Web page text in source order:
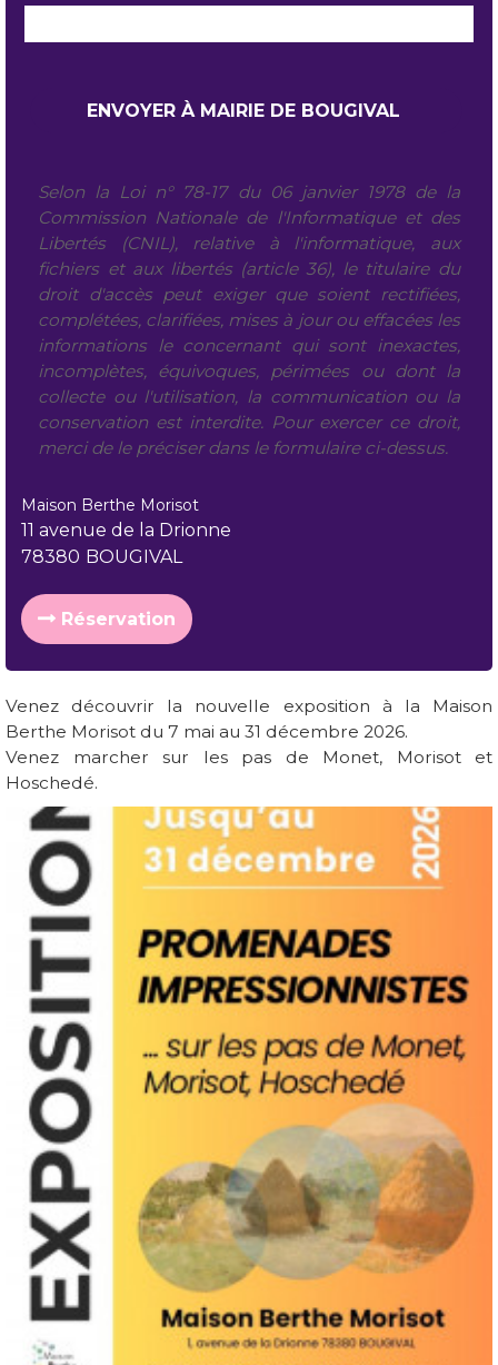
Selon la Loi n° 78-17 du 06 janvier 1978 de la
Commission Nationale de l'Informatique et des
Libertés (CNIL), relative à l'informatique, aux
fichiers et aux libertés (article 36), le titulaire du
droit d'accès peut exiger que soient rectifiées,
complétées, clarifiées, mises à jour ou effacées les
informations le concernant qui sont inexactes,
incomplètes, équivoques, périmées ou dont la
collecte ou l'utilisation, la communication ou la
conservation est interdite. Pour exercer ce droit,
merci de le préciser dans le formulaire ci-dessus.
Maison Berthe Morisot
11 avenue de la Drionne
78380 BOUGIVAL
Réservation
Venez découvrir la nouvelle exposition à la Maison
Berthe Morisot du 7 mai au 31 décembre 2026.
Venez marcher sur les pas de Monet, Morisot et
Hoschedé.